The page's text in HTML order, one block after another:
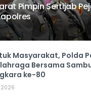
Pimpin Sertijab
Masyarakat, Polda
Bersama
ke-80
2026